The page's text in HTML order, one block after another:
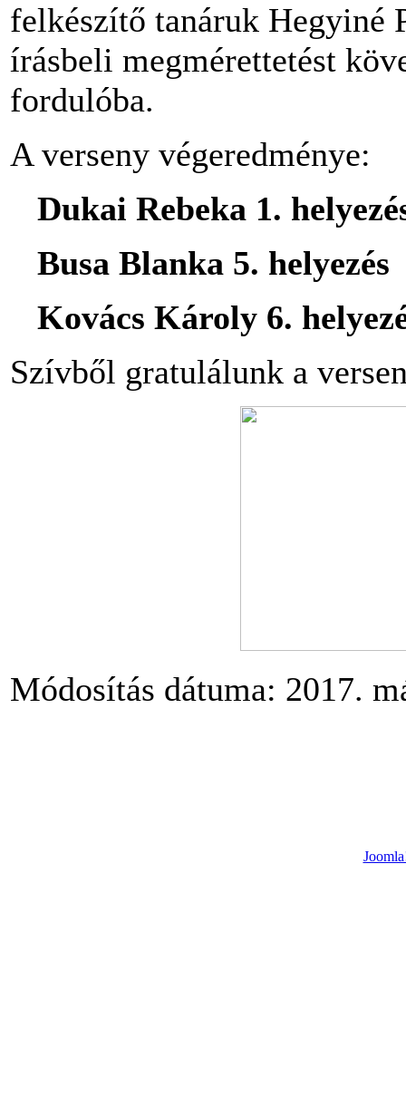
felkészítő tanáruk Hegyiné
írásbeli megmérettetést
fordulóba.
A verseny végeredménye:
Dukai Rebeka 1.
Busa Blanka 5. helyezés
Kovács Károly 6.
Szívből gratulálunk a
Módosítás dátuma: 2017.